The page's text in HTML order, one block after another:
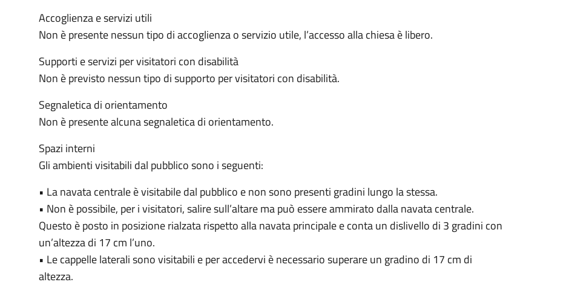
Accoglienza e servizi utili
Non è presente nessun tipo di accoglienza o servizio utile, l’accesso alla chiesa è libero.
Supporti e servizi per visitatori con disabilità
Non è previsto nessun tipo di supporto per visitatori con disabilità.
Segnaletica di orientamento
Non è presente alcuna segnaletica di orientamento.
Spazi interni
Gli ambienti visitabili dal pubblico sono i seguenti:
• La navata centrale è visitabile dal pubblico e non sono presenti gradini lungo la stessa.
• Non è possibile, per i visitatori, salire sull’altare ma può essere ammirato dalla navata centrale.
Questo è posto in posizione rialzata rispetto alla navata principale e conta un dislivello di 3 gradini con
un’altezza di 17 cm l’uno.
• Le cappelle laterali sono visitabili e per accedervi è necessario superare un gradino di 17 cm di
altezza.